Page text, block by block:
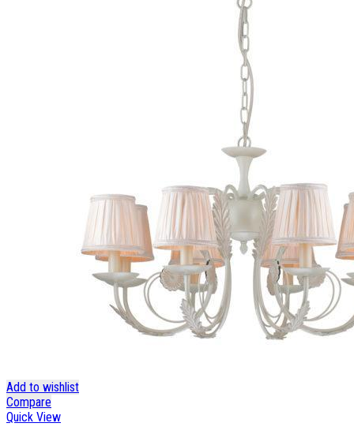
Add to wishlist
Compare
Quick View